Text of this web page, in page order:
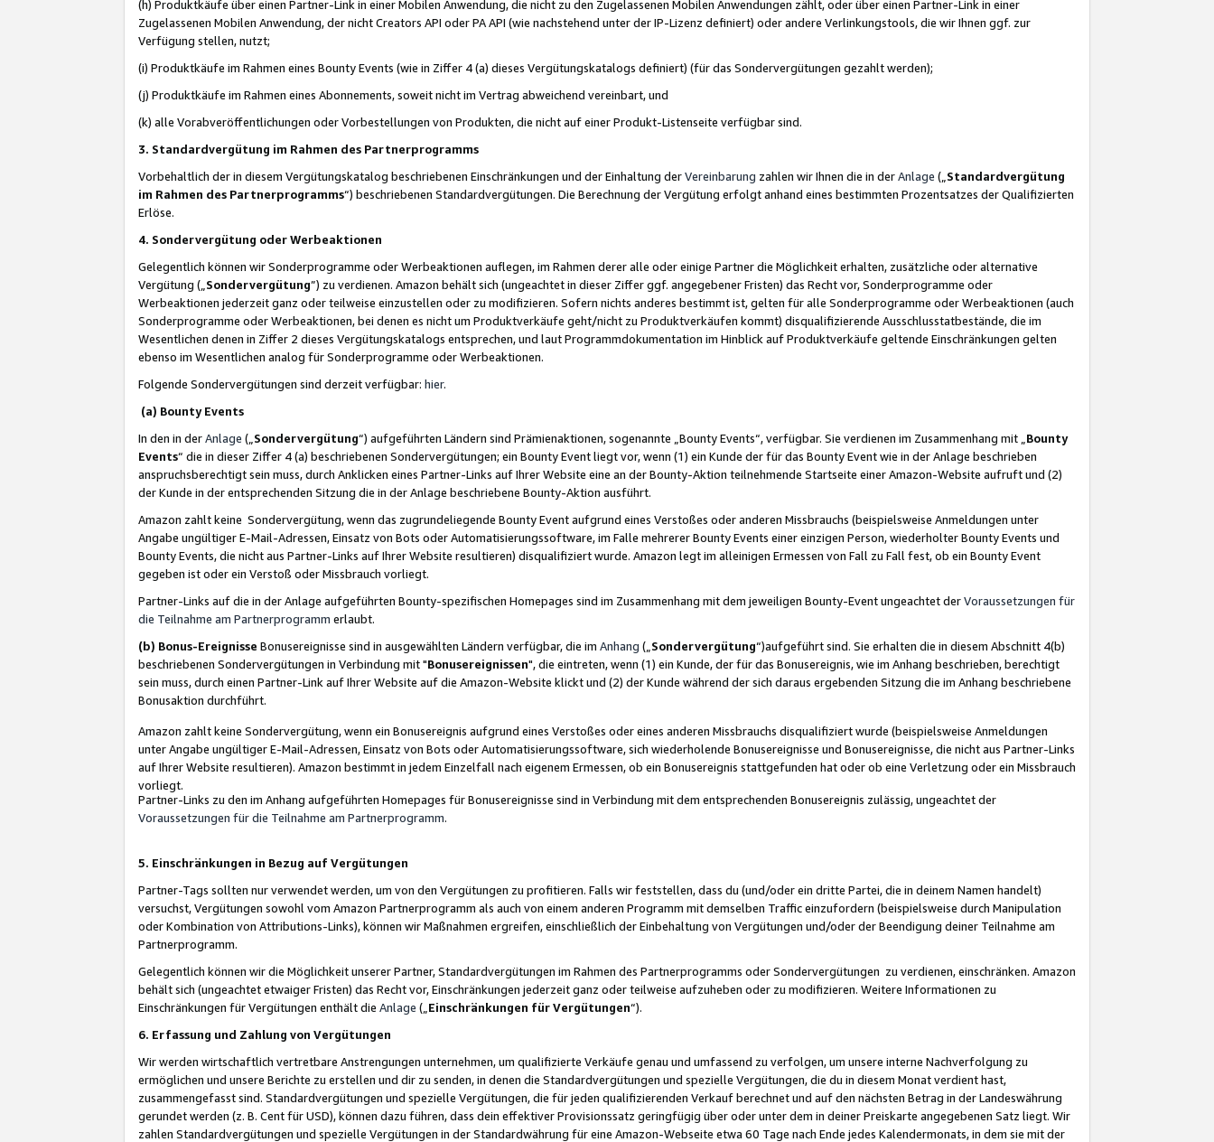
(h) Produktkäufe über einen Partner-Link in einer Mobilen Anwendung, die nicht zu den Zugelassenen Mobilen Anwendungen zählt, oder über einen Partner-Link in einer
Zugelassenen Mobilen Anwendung, der nicht Creators API oder PA API (wie nachstehend unter der IP-Lizenz definiert) oder andere Verlinkungstools, die wir Ihnen ggf. zur
Verfügung stellen, nutzt;
(i) Produktkäufe im Rahmen eines Bounty Events (wie in Ziffer 4 (a) dieses Vergütungskatalogs definiert) (für das Sondervergütungen gezahlt werden);
(j) Produktkäufe im Rahmen eines Abonnements, soweit nicht im Vertrag abweichend vereinbart, und
(k) alle Vorabveröffentlichungen oder Vorbestellungen von Produkten, die nicht auf einer Produkt-Listenseite verfügbar sind.
3. Standardvergütung im Rahmen des Partnerprogramms
Vorbehaltlich der in diesem Vergütungskatalog beschriebenen Einschränkungen und der Einhaltung derVereinbarung zahlen wir Ihnen die in derAnlage („ Standardvergütung
im Rahmen des Partnerprogramms“) beschriebenen Standardvergütungen. Die Berechnung der Vergütung erfolgt anhand eines bestimmten Prozentsatzes der Qualifizierten
Erlöse.
4. Sondervergütung oder Werbeaktionen
Gelegentlich können wir Sonderprogramme oder Werbeaktionen auflegen, im Rahmen derer alle oder einige Partner die Möglichkeit erhalten, zusätzliche oder alternative
Vergütung („ Sondervergütung”) zu verdienen. Amazon behält sich (ungeachtet in dieser Ziffer ggf. angegebener Fristen) das Recht vor, Sonderprogramme oder
Werbeaktionen jederzeit ganz oder teilweise einzustellen oder zu modifizieren. Sofern nichts anderes bestimmt ist, gelten für alle Sonderprogramme oder Werbeaktionen (auch
Sonderprogramme oder Werbeaktionen, bei denen es nicht um Produktverkäufe geht/nicht zu Produktverkäufen kommt) disqualifizierende Ausschlusstatbestände, die im
Wesentlichen denen in Ziffer 2 dieses Vergütungskatalogs entsprechen, und laut Programmdokumentation im Hinblick auf Produktverkäufe geltende Einschränkungen gelten
ebenso im Wesentlichen analog für Sonderprogramme oder Werbeaktionen.
Folgende Sondervergütungen sind derzeit verfügbar: hier.
(a) Bounty Events
In den in derAnlage („ Sondervergütung“) aufgeführten Ländern sind Prämienaktionen, sogenannte „Bounty Events“, verfügbar. Sie verdienen im Zusammenhang mit „ Bounty
Events“ die in dieser Ziffer 4 (a) beschriebenen Sondervergütungen; ein Bounty Event liegt vor, wenn (1) ein Kunde der für das Bounty Event wie in der Anlage beschrieben
anspruchsberechtigt sein muss, durch Anklicken eines Partner-Links auf Ihrer Website eine an der Bounty-Aktion teilnehmende Startseite einer Amazon-Website aufruft und (2)
der Kunde in der entsprechenden Sitzung die in der Anlage beschriebene Bounty-Aktion ausführt.
Amazon zahlt keine Sondervergütung, wenn das zugrundeliegende Bounty Event aufgrund eines Verstoßes oder anderen Missbrauchs (beispielsweise Anmeldungen unter
Angabe ungültiger E-Mail-Adressen, Einsatz von Bots oder Automatisierungssoftware, im Falle mehrerer Bounty Events einer einzigen Person, wiederholter Bounty Events und
Bounty Events, die nicht aus Partner-Links auf Ihrer Website resultieren) disqualifiziert wurde. Amazon legt im alleinigen Ermessen von Fall zu Fall fest, ob ein Bounty Event
gegeben ist oder ein Verstoß oder Missbrauch vorliegt.
Partner-Links auf die in der Anlage aufgeführten Bounty-spezifischen Homepages sind im Zusammenhang mit dem jeweiligen Bounty-Event ungeachtet derVoraussetzungen für
die Teilnahme am Partnerprogramm erlaubt.
(b) Bonus-Ereignisse Bonusereignisse sind in ausgewählten Ländern verfügbar, die im Anhang („ Sondervergütung“)aufgeführt sind. Sie erhalten die in diesem Abschnitt 4(b)
beschriebenen Sondervergütungen in Verbindung mit "Bonusereignissen", die eintreten, wenn (1) ein Kunde, der für das Bonusereignis, wie im Anhang beschrieben, berechtigt
sein muss, durch einen Partner-Link auf Ihrer Website auf die Amazon-Website klickt und (2) der Kunde während der sich daraus ergebenden Sitzung die im Anhang beschriebene
Bonusaktion durchführt.
Amazon zahlt keine Sondervergütung, wenn ein Bonusereignis aufgrund eines Verstoßes oder eines anderen Missbrauchs disqualifiziert wurde (beispielsweise Anmeldungen
unter Angabe ungültiger E-Mail-Adressen, Einsatz von Bots oder Automatisierungssoftware, sich wiederholende Bonusereignisse und Bonusereignisse, die nicht aus Partner-Links
auf Ihrer Website resultieren). Amazon bestimmt in jedem Einzelfall nach eigenem Ermessen, ob ein Bonusereignis stattgefunden hat oder ob eine Verletzung oder ein Missbrauch
vorliegt.
Partner-Links zu den im Anhang aufgeführten Homepages für Bonusereignisse sind in Verbindung mit dem entsprechenden Bonusereignis zulässig, ungeachtet der
Voraussetzungen für die Teilnahme am Partnerprogramm.
5. Einschränkungen in Bezug auf Vergütungen
Partner-Tags sollten nur verwendet werden, um von den Vergütungen zu profitieren. Falls wir feststellen, dass du (und/oder ein dritte Partei, die in deinem Namen handelt)
versuchst, Vergütungen sowohl vom Amazon Partnerprogramm als auch von einem anderen Programm mit demselben Traffic einzufordern (beispielsweise durch Manipulation
oder Kombination von Attributions-Links), können wir Maßnahmen ergreifen, einschließlich der Einbehaltung von Vergütungen und/oder der Beendigung deiner Teilnahme am
Partnerprogramm.
Gelegentlich können wir die Möglichkeit unserer Partner, Standardvergütungen im Rahmen des Partnerprogramms oder Sondervergütungen zu verdienen, einschränken. Amazon
behält sich (ungeachtet etwaiger Fristen) das Recht vor, Einschränkungen jederzeit ganz oder teilweise aufzuheben oder zu modifizieren. Weitere Informationen zu
Einschränkungen für Vergütungen enthält die Anlage („ Einschränkungen für Vergütungen“).
6. Erfassung und Zahlung von Vergütungen
Wir werden wirtschaftlich vertretbare Anstrengungen unternehmen, um qualifizierte Verkäufe genau und umfassend zu verfolgen, um unsere interne Nachverfolgung zu
ermöglichen und unsere Berichte zu erstellen und dir zu senden, in denen die Standardvergütungen und spezielle Vergütungen, die du in diesem Monat verdient hast,
zusammengefasst sind. Standardvergütungen und spezielle Vergütungen, die für jeden qualifizierenden Verkauf berechnet und auf den nächsten Betrag in der Landeswährung
gerundet werden (z. B. Cent für USD), können dazu führen, dass dein effektiver Provisionssatz geringfügig über oder unter dem in deiner Preiskarte angegebenen Satz liegt. Wir
zahlen Standardvergütungen und spezielle Vergütungen in der Standardwährung für eine Amazon-Webseite etwa 60 Tage nach Ende jedes Kalendermonats, in dem sie mit der